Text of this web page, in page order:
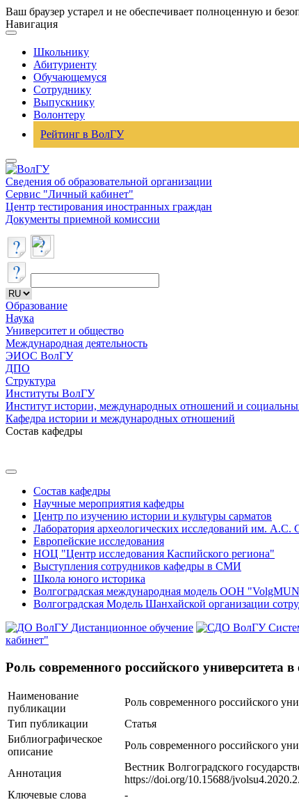
Ваш браузер устарел и не обеспечивает полноценную и
Навигация
Школьнику
Абитуриенту
Обучающемуся
Сотруднику
Выпускнику
Волонтеру
Рейтинг в ВолГУ
Сведения об образовательной организации
Сервис "Личный кабинет"
Центр тестирования иностранных граждан
Документы приемной комиссии
Образование
Наука
Университет и общество
Международная деятельность
ЭИОС ВолГУ
ДПО
Структура
Институты ВолГУ
Институт истории, международных отношений и
Кафедра истории и международных отношений
Состав кафедры
Состав кафедры
Научные мероприятия кафедры
Центр по изучению истории и культуры сарматов
Лаборатория археологических исследований им. А.С.
Европейские исследования
НОЦ "Центр исследования Каспийского региона"
Выступления сотрудников кафедры в СМИ
Школа юного историка
Волгоградская международная модель ООН
Волгоградская Модель Шанхайской организации
Дистанционное обучение
кабинет"
Роль современного российского университета
Наименование
публикации
Роль современного российского
Тип публикации
Статья
Библиографическое
описание
Роль современного российского
Аннотация
Вестник Волгоградского
https://doi.org/10.15688/
Ключевые cлова
-